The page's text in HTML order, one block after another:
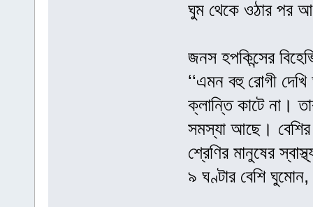
ঘুম থেকে ওঠার পর
জনস হপকিন্সের
‘‘এমন বহু রোগী
ক্লান্তি কাটে না।
সমস্যা আছে।
শ্রেণির মানুষের
৯ ঘণ্টার বেশি